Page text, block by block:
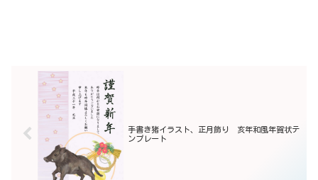
手書き猪イラスト、正月飾り 亥年和風年賀状テ
ンプレート